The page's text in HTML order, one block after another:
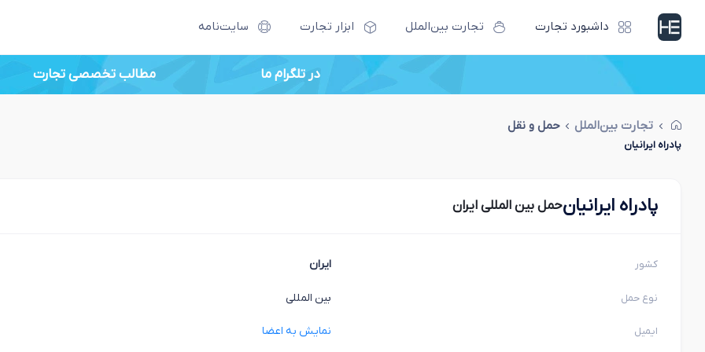
داشبورد تجارت تجارت بین‌الملل ابزار تجارت سایت‌نامه
در تلگرام ما مطالب تخصصی تجارت
تجارت بین‌الملل حمل و نقل
پادراه ایرانیان
پادراه ایرانیانحمل بین المللی ایران
کشور ایران
نوع حمل بین المللی
ایمیل نمایش به اعضا